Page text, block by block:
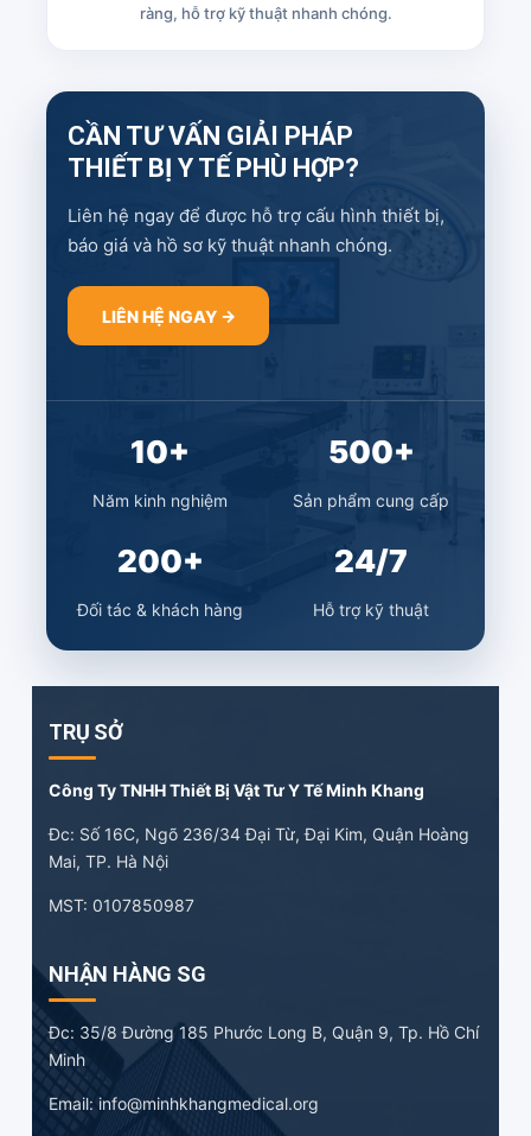
ràng, hỗ trợ kỹ thuật nhanh chóng.
CẦN TƯ VẤN GIẢI PHÁP
THIẾT BỊ Y TẾ PHÙ HỢP?
Liên hệ ngay để được hỗ trợ cấu hình thiết bị,
báo giá và hồ sơ kỹ thuật nhanh chóng.
LIÊN HỆ NGAY →
10+
Năm kinh nghiệm
500+
Sản phẩm cung cấp
200+
Đối tác & khách hàng
24/7
Hỗ trợ kỹ thuật
TRỤ SỞ
Công Ty TNHH Thiết Bị Vật Tư Y Tế Minh Khang
Đc: Số 16C, Ngõ 236/34 Đại Từ, Đại Kim, Quận Hoàng
Mai, TP. Hà Nội
MST: 0107850987
NHẬN HÀNG SG
Đc: 35/8 Đường 185 Phước Long B, Quận 9, Tp. Hồ Chí
Minh
Email: info@minhkhangmedical.org